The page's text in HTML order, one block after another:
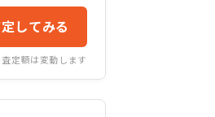
してみる
定額は変動します